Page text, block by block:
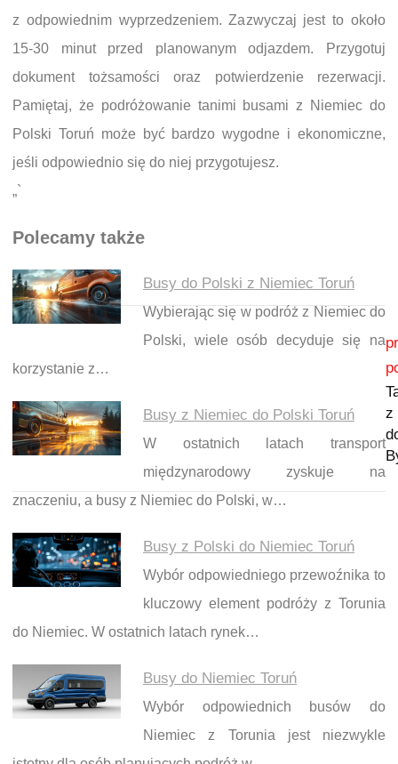
z odpowiednim wyprzedzeniem. Zazwyczaj jest to około
15-30 minut przed planowanym odjazdem. Przygotuj
dokument tożsamości oraz potwierdzenie rezerwacji.
Pamiętaj, że podróżowanie tanimi busami z Niemiec do
Polski Toruń może być bardzo wygodne i ekonomiczne,
jeśli odpowiednio się do niej przygotujesz.
„`
Polecamy także
Busy do Polski z Niemiec Toruń
Wybierając się w podróż z Niemiec do
Polski, wiele osób decyduje się na
korzystanie z…
Busy z Niemiec do Polski Toruń
W ostatnich latach transport
międzynarodowy zyskuje na
znaczeniu, a busy z Niemiec do Polski, w…
Busy z Polski do Niemiec Toruń
Wybór odpowiedniego przewoźnika to
kluczowy element podróży z Torunia
do Niemiec. W ostatnich latach rynek…
Busy do Niemiec Toruń
Wybór odpowiednich busów do
Niemiec z Torunia jest niezwykle
Nawigacja wpisu
z